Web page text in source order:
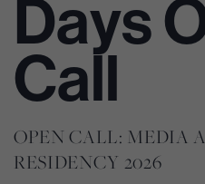
Days
Call
OPEN CALL: MEDIA
RESIDENCY 2026